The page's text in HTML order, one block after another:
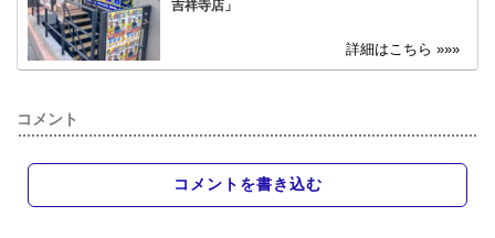
吉祥寺店」
コメント
コメントを書き込む